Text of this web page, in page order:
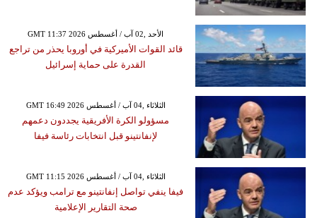
GMT 11:37 2026 الأحد ,02 آب / أغسطس
قائد القوات الأميركية في أوروبا يحذر من تراجع
القدرة على حماية إسرائيل
GMT 16:49 2026 الثلاثاء ,04 آب / أغسطس
مسؤولو الكرة الأفريقية يجددون دعمهم
لإنفانتينو قبل انتخابات رئاسة فيفا
GMT 11:15 2026 الثلاثاء ,04 آب / أغسطس
فيفا ينفي تواصل إنفانتينو مع ترامب ويؤكد عدم
صحة التقارير الإعلامية